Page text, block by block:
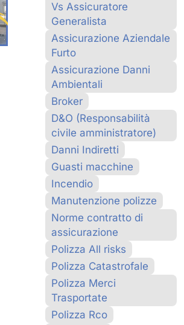
Vs Assicuratore
Generalista
Assicurazione Aziendale
Furto
Assicurazione Danni
Ambientali
Broker
D&O (Responsabilità
civile amministratore)
Danni Indiretti
Guasti macchine
Incendio
Manutenzione polizze
Norme contratto di
assicurazione
Polizza All risks
Polizza Catastrofale
Polizza Merci
Trasportate
Polizza Rco